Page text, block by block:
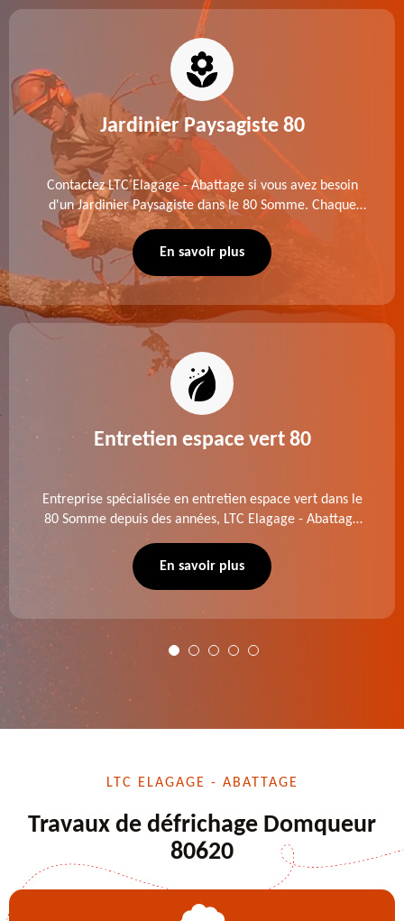
Jardinier Paysagiste 80
Contactez LTC Elagage - Abattage si vous avez besoin
d'un Jardinier Paysagiste dans le 80 Somme. Chaque
intervention est exécutée selon les normes en vigueur.
Découvrez un extérieur exceptionnel grâce à notre
En savoir plus
Entretien espace vert 80
Entreprise spécialisée en entretien espace vert dans le
80 Somme depuis des années, LTC Elagage - Abattage
de dessouchage et autre. Devis offert.
En savoir plus
LTC ELAGAGE - ABATTAGE
Travaux de défrichage Domqueur
80620